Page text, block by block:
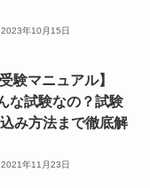
2023年10月15日
験マニュアル】
な試験なの？試験
み方法まで徹底解
2021年11月23日